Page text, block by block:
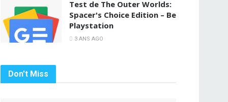
Test de The Outer Worlds:
Spacer's Choice Edition – Be
Playstation
3 ANS AGO
Don't Miss